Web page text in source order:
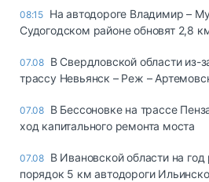
08:15 На автодороге Владимир –
Судогодском районе обновят 2,8
07.08 В Свердловской области из-
трассу Невьянск – Реж –
07.08 В Бессоновке на трассе
ход капитального ремонта моста
07.08 В Ивановской области на
порядок 5 км автодороги